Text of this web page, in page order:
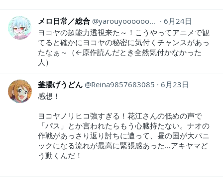
メロ日常／総合 yarouyooooooooo
6月24日
ヨコヤの超能力透視来た～！こうやってアニメで観
てると確かにヨコヤの秘密に気付くチャンスがあっ
たなぁ～（←原作読んだとき全然気付かなかった
人）
釜揚げうどん Reina9857683085
6月23日
感想！
ヨコヤノリヒコ強すぎる！花江さんの低めの声で
「パス」とか言われたらもう心臓持たない。ナオの
作戦があっさり返り討ちに遭って、昼の国が大パニ
ックになる流れが最高に緊張感あった…アキヤマど
う動くんだ！